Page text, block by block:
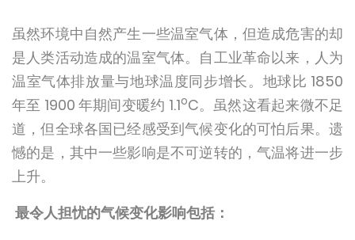
虽然环境中自然产生一些温室气体，但造成危害的却
是人类活动造成的温室气体。自工业革命以来，人为
温室气体排放量与地球温度同步增长。地球比 1850
年至 1900 年期间变暖约 1.1oC。虽然这看起来微不足
道，但全球各国已经感受到气候变化的可怕后果。遗
憾的是，其中一些影响是不可逆转的，气温将进一步
上升。
最令人担忧的气候变化影响包括：